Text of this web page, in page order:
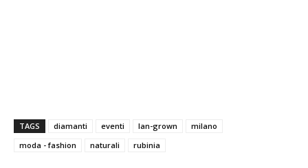
TAGS diamanti eventi lan-grown
milano
moda - fashion
naturali rubinia